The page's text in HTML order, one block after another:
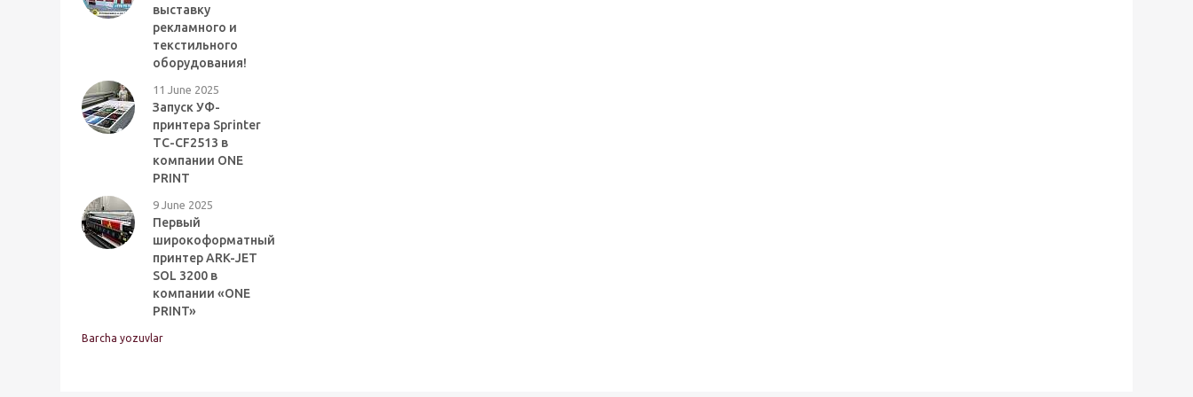
выставку
рекламного и
текстильного
оборудования!
11 June 2025
Запуск УФ-
принтера Sprinter
TC-CF2513 в
компании ONE
PRINT
9 June 2025
Первый
широкоформатный
принтер ARK-JET
SOL 3200 в
компании «ONE
PRINT»
Barcha yozuvlar